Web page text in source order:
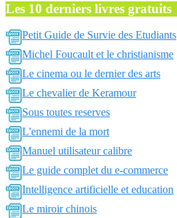
Les 10 derniers livres gratuits
Petit Guide de Survie des Etudiants
Michel Foucault et le christianisme
Le cinema ou le dernier des arts
Le chevalier de Keramour
Sous toutes reserves
L'ennemi de la mort
Manuel utilisateur calibre
Le guide complet du e-commerce
Intelligence artificielle et education
Le miroir chinois